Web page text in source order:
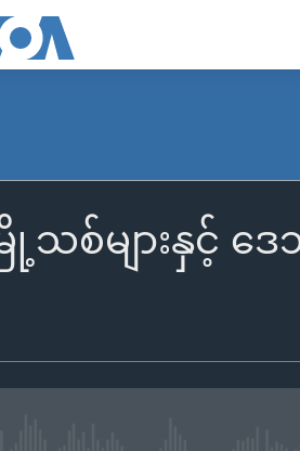
များနှင့် ဒေသ